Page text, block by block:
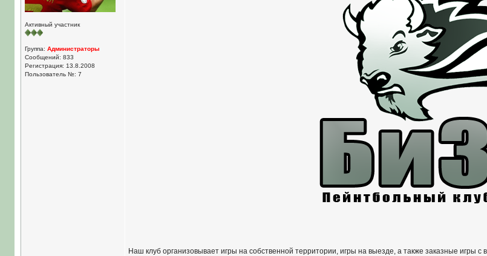
Активный участник
Группа: Администраторы
Сообщений: 833
Регистрация: 13.8.2008
Пользователь №: 7
Наш клуб организовывает игры на собственной территории, игры на выезде, а также заказные игры с